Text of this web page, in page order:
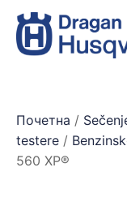
Почетна /
testere /
560 XP®